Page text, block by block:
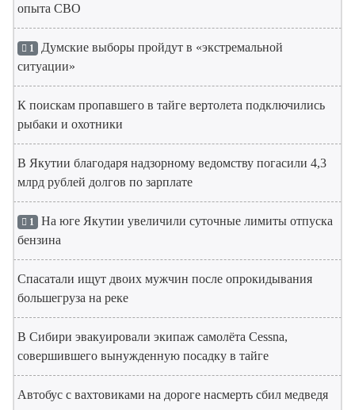
опыта СВО
1 Думские выборы пройдут в «экстремальной
ситуации»
К поискам пропавшего в тайге вертолета подключились
рыбаки и охотники
В Якутии благодаря надзорному ведомству погасили 4,3
млрд рублей долгов по зарплате
1 На юге Якутии увеличили суточные лимиты отпуска
бензина
Спасатали ищут двоих мужчин после опрокидывания
большегруза на реке
В Сибири эвакуировали экипаж самолёта Cessna,
совершившего вынужденную посадку в тайге
Автобус с вахтовиками на дороге насмерть сбил медведя